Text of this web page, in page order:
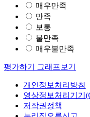
매우만족
만족
보통
불만족
매우불만족
평가하기 그래프보기
개인정보처리방침
영상정보처리기기
저작권정책